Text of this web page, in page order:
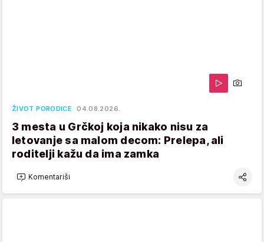
ŽIVOT PORODICE 04.08.2026.
3 mesta u Grčkoj koja nikako nisu za
letovanje sa malom decom: Prelepa, ali
roditelji kažu da ima zamka
Komentariši